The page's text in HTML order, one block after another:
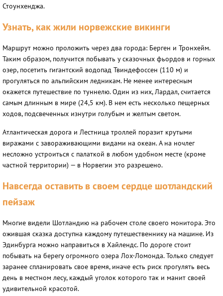
Стоунхенджа.
Узнать, как жили норвежские викинги
Маршрут можно проложить через два города: Берген и Тронхейм.
Таким образом, получится побывать у сказочных фьордов и горных
озер, посетить гигантский водопад Твиндефоссен (110 м) и
прогуляться по альпийским ледникам. Не менее интересным
окажется путешествие по туннелю. Один из них, Лардал, считается
самым длинным в мире (24,5 км). В нем есть несколько пещерных
ходов, подсвеченных изнутри голубым и желтым светом.
Атлантическая дорога и Лестница троллей поразит крутыми
виражами с завораживающими видами на океан. А на ночлег
несложно устроиться с палаткой в любом удобном месте (кроме
частной территории) — в Норвегии это разрешено.
Навсегда оставить в своем сердце шотландский
пейзаж
Многие видели Шотландию на рабочем столе своего монитора. Это
ожившая сказка доступна каждому путешественнику на машине. Из
Эдинбурга можно направиться в Хайлендс. По дороге стоит
побывать на берегу огромного озера Лох-Ломонда. Только следует
заранее спланировать свое время, иначе есть риск прогулять весь
день в местном лесу, каждый уголок которого так и манит своей
удивительной красотой.